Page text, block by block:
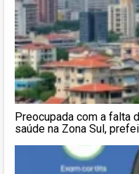
Preocupada com a falta
saúde na Zona Sul,
títulos de propriedade